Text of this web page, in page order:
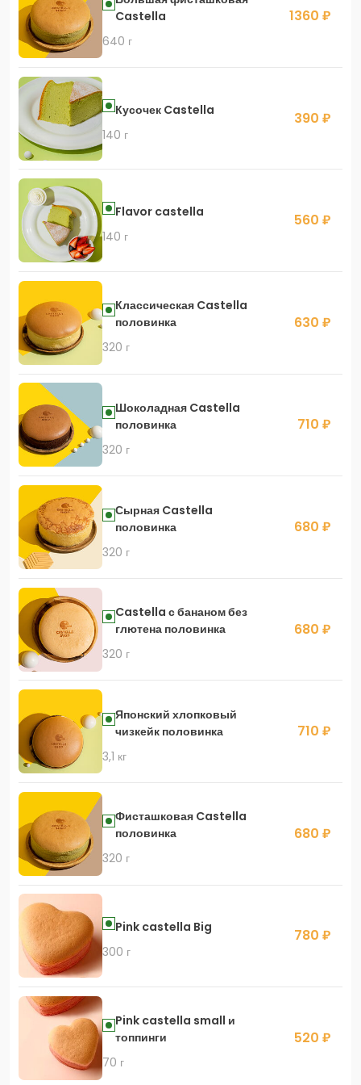
Castella
640 г
1360 ₽
Кусочек Castella
140 г
390 ₽
Flavor castella
140 г
560 ₽
Классическая Castella
половинка
320 г
630 ₽
Шоколадная Castella
половинка
320 г
710 ₽
Сырная Castella
половинка
320 г
680 ₽
Castella с бананом без
глютена половинка
320 г
680 ₽
Японский хлопковый
чизкейк половинка
3,1 кг
710 ₽
Фисташковая Castella
половинка
320 г
680 ₽
Pink castella Big
300 г
780 ₽
Pink castella small и
топпинги
70 г
520 ₽